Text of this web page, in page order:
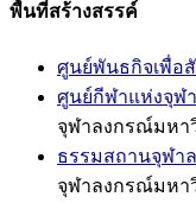
พื้นที่สร้างสรรค์
ศูนย์พันธกิจเพื่อ
ศูนย์กีฬาแห่งจุฬ
จุฬาลงกรณ์มหา
ธรรมสถานจุฬา
จุฬาลงกรณ์มหา